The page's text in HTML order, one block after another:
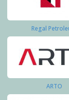
Regal
ARTO